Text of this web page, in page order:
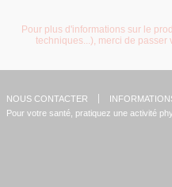
Pour plus d'informations sur le
techniques...), merci de
NOUS CONTACTER
Pour votre santé, pratiquez une activité